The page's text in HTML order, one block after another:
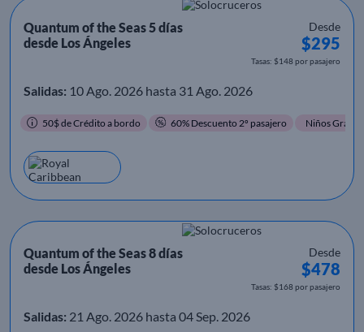
Quantum of the Seas 5 días
desde Los Ángeles
Desde
$295
Tasas: $148 por pasajero
Salidas: 10 Ago. 2026 hasta 31 Ago. 2026
50$ de Crédito a bordo 60% Descuento 2º pasajero Niños Gratis
Quantum of the Seas 8 días
desde Los Ángeles
Desde
$478
Tasas: $168 por pasajero
Salidas: 21 Ago. 2026 hasta 04 Sep. 2026